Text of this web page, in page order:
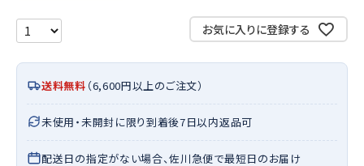
お気に入りに登録する
送料無料 （6,600円以上のご注文）
未使用・未開封に限り到着後7日以内返品可
配送日の指定がない場合、佐川急便で最短日のお届け